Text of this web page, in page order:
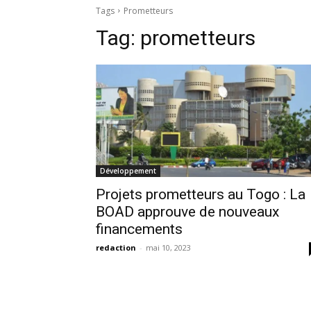
Tags Prometteurs
Tag: prometteurs
Développement
Projets prometteurs au Togo : La
BOAD approuve de nouveaux
financements
redaction - mai 10, 2023